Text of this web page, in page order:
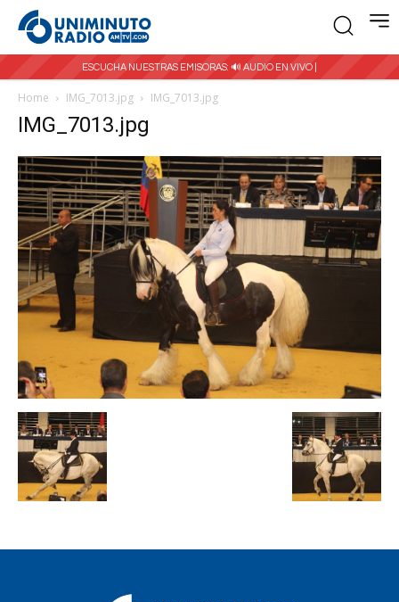
ESCUCHA NUESTRAS EMISORAS: 🔊 AUDIO EN VIVO |
Home IMG_7013.jpg IMG_7013.jpg
IMG_7013.jpg